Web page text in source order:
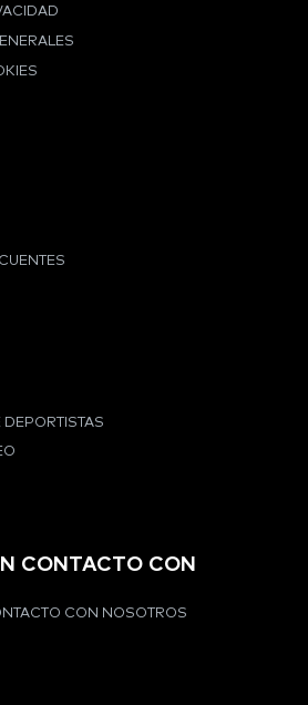
DEPORTISTAS
CONTACTO CON
CON NOSOTROS